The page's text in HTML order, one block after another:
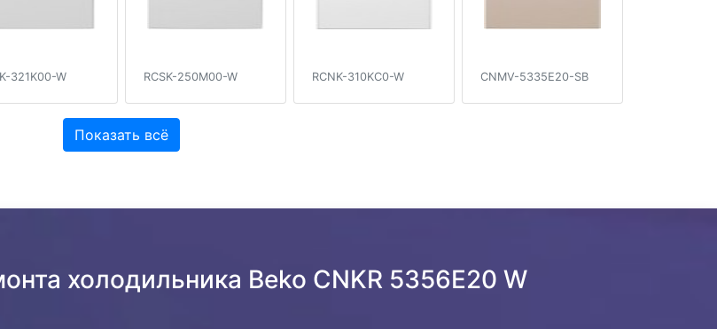
321K00-W RCSK-250M00-W RCNK-310KC0-W CNMV-5335E20-SB
Показать всё
холодильника Beko CNKR 5356E20 W